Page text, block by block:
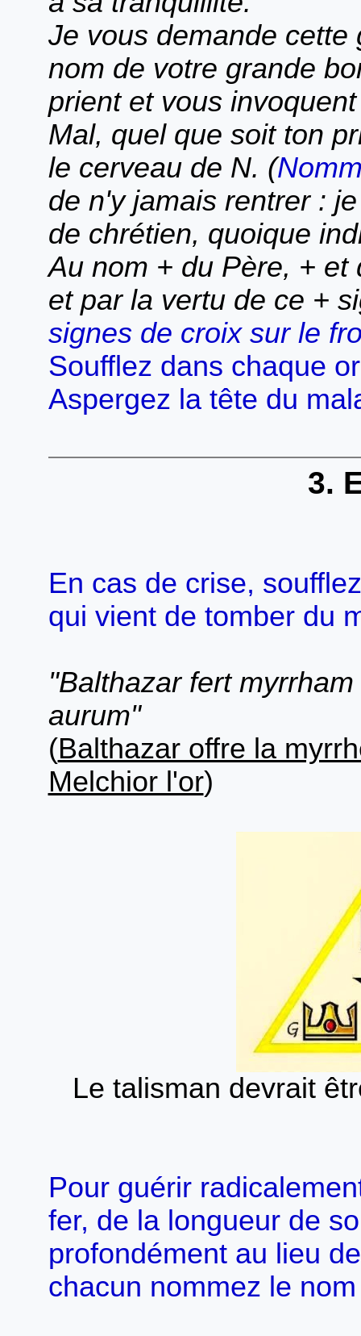
Je vous demande
nom de votre grande
prient et vous
Mal, quel que soit ton
le cerveau de N. (
de n'y jamais rentrer :
de chrétien, quoique
Au nom + du Père, + et
et par la vertu de ce +
signes de croix sur le
Soufflez dans chaque
Aspergez la tête du
3.
En cas de crise,
qui vient de tomber du
"Balthazar fert
aurum"
(Balthazar offre la
Melchior l'or)
Le talisman devrait
Pour guérir
fer, de la longueur de
profondément au lieu
chacun nommez le